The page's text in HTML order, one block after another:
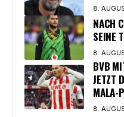
8.
NACH
SEINE
8.
BVB
JETZT
MALA-
8.